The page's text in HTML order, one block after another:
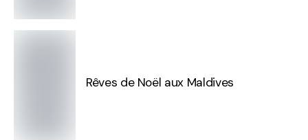
Rêves de Noël aux Maldives